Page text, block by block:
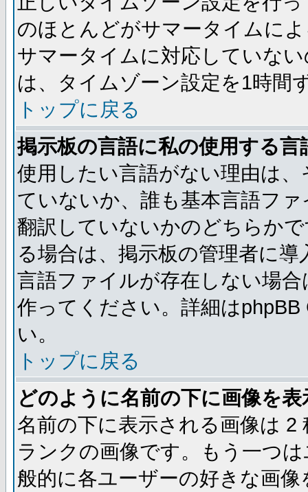
のほとんどがサマータイムに
サマータイムに対応していな
は、タイムゾーン設定を1時間
トップに戻る
掲示板の言語に私の使用する
使用したい言語がない理由は
ていないか、誰も基本言語フ
翻訳していないかのどちらか
る場合は、掲示板の管理者に
言語ファイルが存在しない場
作ってください。詳細は
い。
トップに戻る
どのように名前の下に画像を
名前の下に表示される画像は
ランクの画像です。もう一つ
般的に各ユーザーの好きな画